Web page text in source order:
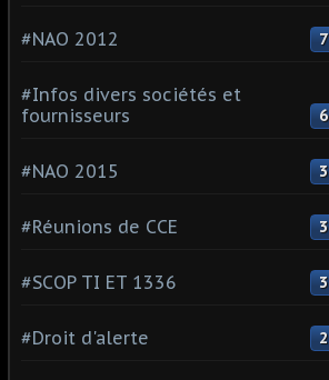
#NAO 2012 7
#Infos divers sociétés et
fournisseurs
6
#NAO 2015 3
#Réunions de CCE 3
#SCOP TI ET 1336 3
#Droit d'alerte 2